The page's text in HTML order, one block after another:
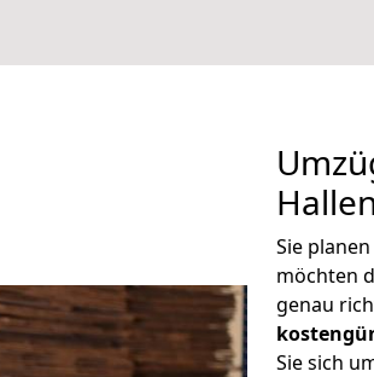
Sie
möchten
genau
Sie sich